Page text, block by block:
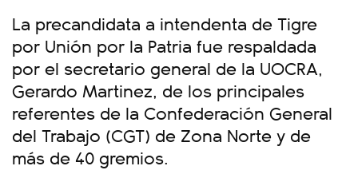
La precandidata a intendenta de Tigre
por Unión por la Patria fue respaldada
por el secretario general de la UOCRA,
Gerardo Martinez, de los principales
referentes de la Confederación General
del Trabajo (CGT) de Zona Norte y de
más de 40 gremios.